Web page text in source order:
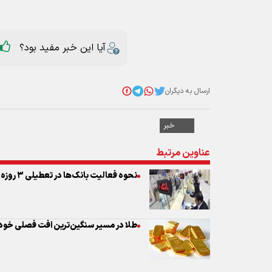
آیا این خبر مفید بود؟
ارسال به دیگران
خبر
عناوین مرتبط
نحوه فعالیت بانک‌ها در تعطیلی ۳ روزه تهران
طلا در مسیر سنگین‌ترین افت فصلی